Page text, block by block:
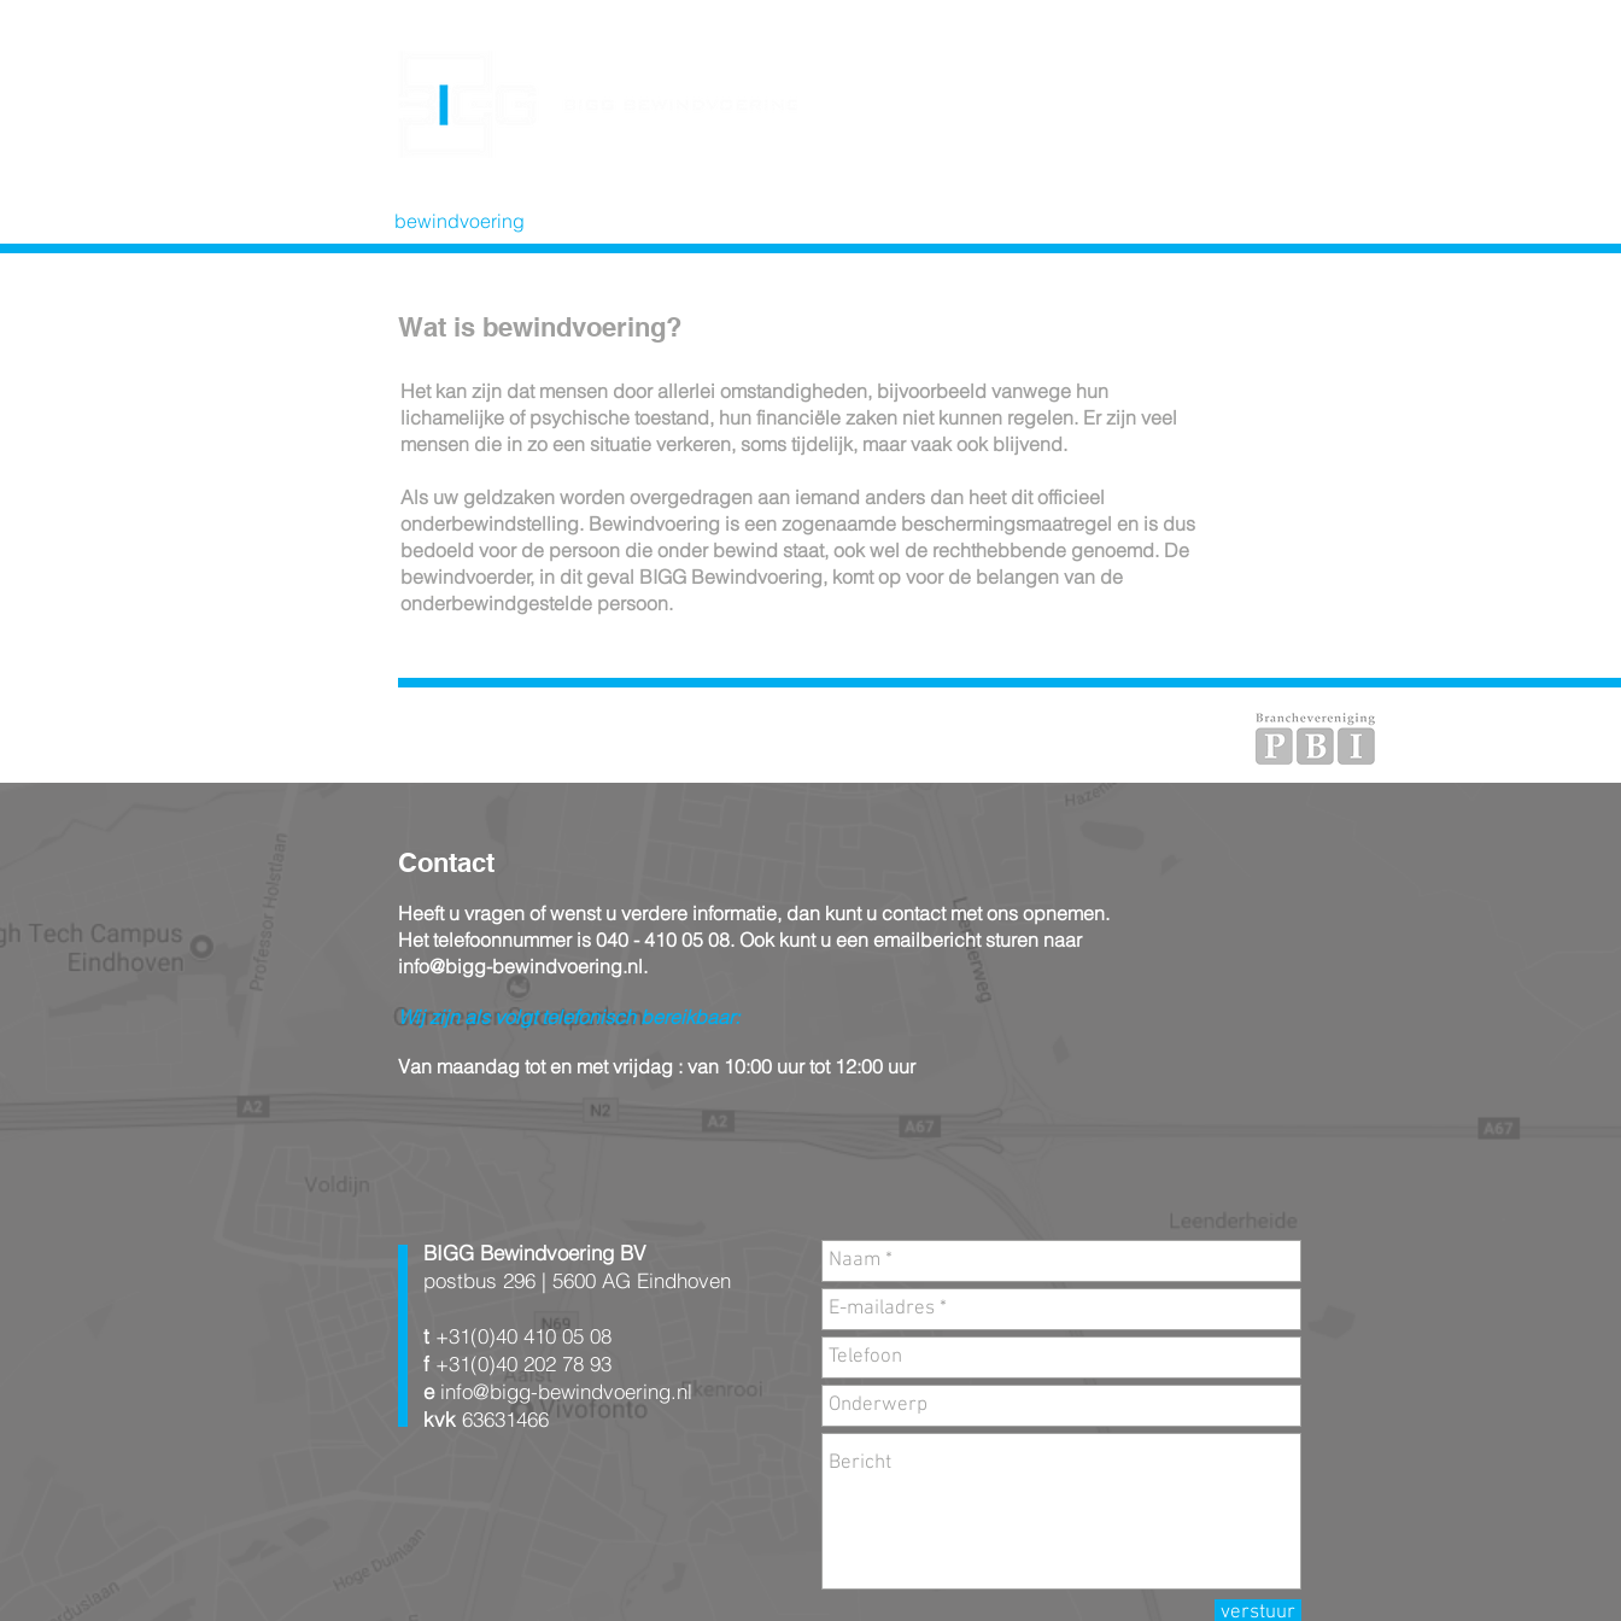
bewindvoering
Wat is bewindvoering?
Het kan zijn dat mensen door allerlei omstandigheden, bijvoorbeeld vanwege hun
lichamelijke of psychische toestand, hun financiële zaken niet kunnen regelen. Er zijn veel
mensen die in zo een situatie verkeren, soms tijdelijk, maar vaak ook blijvend.
Als uw geldzaken worden overgedragen aan iemand anders dan heet dit officieel
onderbewindstelling. Bewindvoering is een zogenaamde beschermingsmaatregel en is dus
bedoeld voor de persoon die onder bewind staat, ook wel de rechthebbende genoemd. De
bewindvoerder, in dit geval BIGG Bewindvoering, komt op voor de belangen van de
onderbewindgestelde persoon.
Contact
Heeft u vragen of wenst u verdere informatie, dan kunt u contact met ons opnemen.
Het telefoonnummer is 040 - 410 05 08. Ook kunt u een emailbericht sturen naar
info@bigg-bewindvoering.nl.
Wij zijn als volgt telefonischbereikbaar:
Van maandag tot en met vrijdag : van 10:00 uur tot 12:00 uur
BIGG Bewindvoering BV
postbus 296 | 5600 AG Eindhoven
t +31(0)40 410 05 08
f +31(0)40 202 78 93
e info@bigg-bewindvoering.nl
kvk 63631466
verstuur